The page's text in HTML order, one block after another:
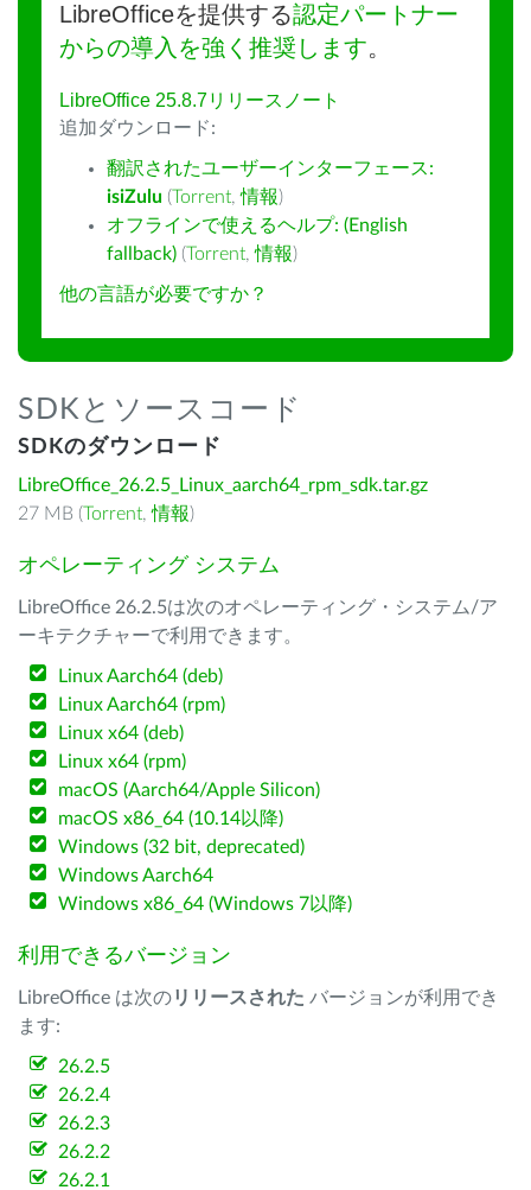
LibreOfficeを提供する認定パートナー
からの導入を強く推奨します。
LibreOffice 25.8.7リリースノート
追加ダウンロード:
翻訳されたユーザーインターフェース:
isiZulu (Torrent,情報)
オフラインで使えるヘルプ: (English
fallback) (Torrent,情報)
他の言語が必要ですか？
SDKとソースコード
SDKのダウンロード
LibreOffice_26.2.5_Linux_aarch64_rpm_sdk.tar.gz
27 MB (Torrent,情報)
オペレーティング システム
LibreOffice 26.2.5は次のオペレーティング・システム/ア
ーキテクチャーで利用できます。
Linux Aarch64 (deb)
Linux Aarch64 (rpm)
Linux x64 (deb)
Linux x64 (rpm)
macOS (Aarch64/Apple Silicon)
macOS x86_64 (10.14以降)
Windows (32 bit, deprecated)
Windows Aarch64
Windows x86_64 (Windows 7以降)
利用できるバージョン
LibreOffice は次のリリースされた バージョンが利用でき
ます:
26.2.5
26.2.4
26.2.3
26.2.2
26.2.1